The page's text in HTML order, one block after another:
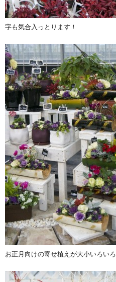
字も気合入っとります！
お正月向けの寄せ植えが大小いろいろ